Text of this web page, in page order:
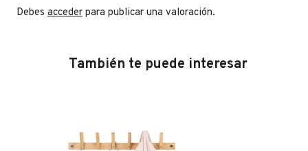
Debes acceder para publicar una valoración.
También te puede interesar